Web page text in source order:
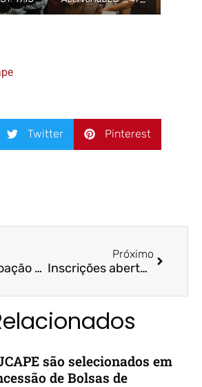
Twitter Pinterest
Ação de doação de sangue reúne funcionários, alunos e startups
Próximo
Inscrições abertas para o B-Tech Congress; evento será em Vitória
são selecionados em
de Bolsas de